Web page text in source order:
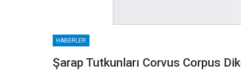
HABERLER
Şarap Tutkunları Corvus Corpus